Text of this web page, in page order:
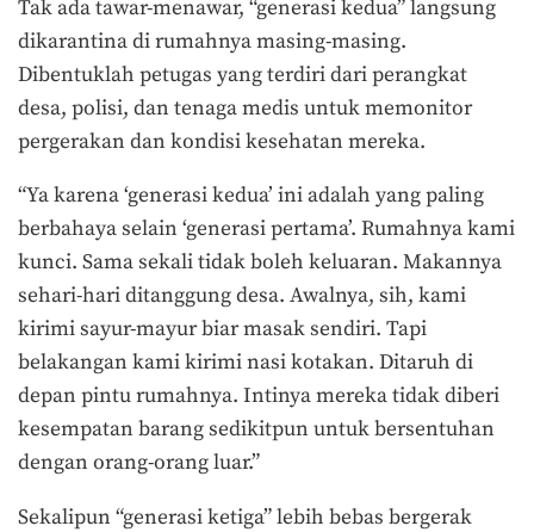
Tak ada tawar-menawar, “generasi kedua” langsung
dikarantina di rumahnya masing-masing.
Dibentuklah petugas yang terdiri dari perangkat
desa, polisi, dan tenaga medis untuk memonitor
pergerakan dan kondisi kesehatan mereka.
“Ya karena ‘generasi kedua’ ini adalah yang paling
berbahaya selain ‘generasi pertama’. Rumahnya kami
kunci. Sama sekali tidak boleh keluaran. Makannya
sehari-hari ditanggung desa. Awalnya, sih, kami
kirimi sayur-mayur biar masak sendiri. Tapi
belakangan kami kirimi nasi kotakan. Ditaruh di
depan pintu rumahnya. Intinya mereka tidak diberi
kesempatan barang sedikitpun untuk bersentuhan
dengan orang-orang luar.”
Sekalipun “generasi ketiga” lebih bebas bergerak